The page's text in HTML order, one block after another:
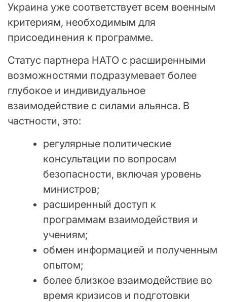
Украина уже соответствует всем военным
критериям, необходимым для
присоединения к программе.
Статус партнера НАТО с расширенными
возможностями подразумевает более
глубокое и индивидуальное
взаимодействие с силами альянса. В
частности, это:
регулярные политические
консультации по вопросам
безопасности, включая уровень
министров;
расширенный доступ к
программам взаимодействия и
учениям;
обмен информацией и полученным
опытом;
более близкое взаимодействие во
время кризисов и подготовки